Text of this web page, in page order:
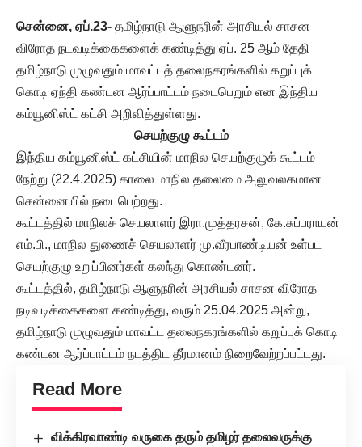
சென்னை, ஏப்.23- தமிழ்நாடு ஆளுநரின் அரசியல் சாசன
விரோத நடவடிக்கைகளைக் கண்டித்து ஏப். 25 ஆம் தேதி
தமிழ்நாடு முழுவதும் மாவட்டத் தலைநகரங்களில் கறுப்புக்
கொடி ஏந்தி கண்டன ஆர்ப்பாட்டம் நடைபெறும் என இந்திய
கம்யூனிஸ்ட் கட்சி அறிவித்துள்ளது.
செயற்குழு கூட்டம்
இந்திய கம்யூனிஸ்ட் கட்சியின் மாநில செயற்குழுக் கூட்டம்
நேற்று (22.4.2025) காலை மாநில தலைமை அலுவலகமான
சென்னையில் நடைபெற்றது.
கூட்டத்தில் மாநிலச் செயலாளர் இரா.முத்தரசன், கே.சுப்பராயன்
எம்.பி., மாநில துணைச் செயலாளர் மு.வீரபாண்டியன் உள்பட
செயற்குழு உறுப்பினர்கள் கலந்து கொண்டனர்.
கூட்டத்தில், தமிழ்நாடு ஆளுநரின் அரசியல் சாசன விரோத
நடிவடிக்கைகளை கண்டித்து, வரும் 25.04.2025 அன்று,
தமிழ்நாடு முழுவதும் மாவட்ட தலைநகரங்களில் கறுப்புக் கொடி
கண்டன ஆர்ப்பாட்டம் நடத்திட தீர்மானம் நிறைவேற்றப்பட்டது.
Read More
விக்கிரவாண்டி வருகை தரும் தமிழர் தலைவருக்கு